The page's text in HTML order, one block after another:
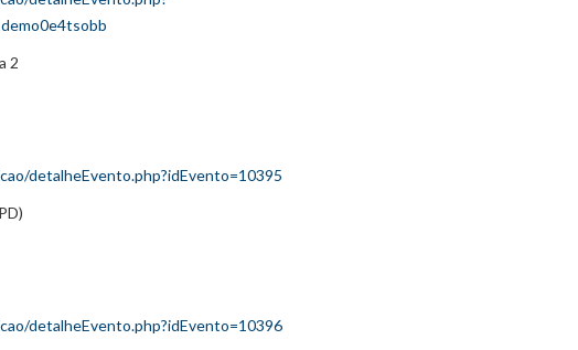
2
detalheEvento.php?idEvento=10395
detalheEvento.php?idEvento=10396